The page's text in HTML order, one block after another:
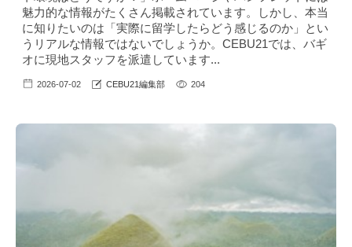
魅力的な情報がたくさん掲載されています。しかし、本当
に知りたいのは「実際に留学したらどう感じるのか」とい
うリアルな情報ではないでしょうか。CEBU21では、バギ
オに現地スタッフを派遣しています...
2026-07-02 CEBU21編集部 204